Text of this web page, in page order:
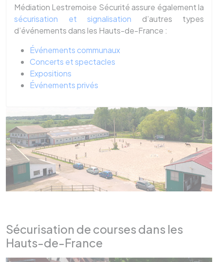
Médiation Lestremoise Sécurité assure également la
sécurisation et signalisation d’autres types
d’événements dans les Hauts-de-France :
Événements communaux
Concerts et spectacles
Expositions
Événements privés
Sécurisation de courses dans les
Hauts-de-France